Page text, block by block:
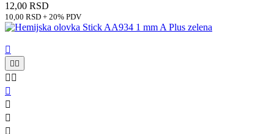
12,00 RSD
10,00 RSD + 20% PDV

 
 



